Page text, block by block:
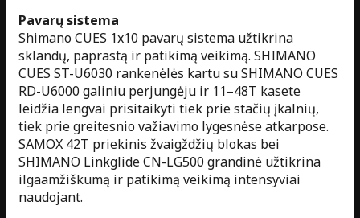
Pavarų sistema
Shimano CUES 1x10 pavarų sistema užtikrina
sklandų, paprastą ir patikimą veikimą. SHIMANO
CUES ST-U6030 rankenėlės kartu su SHIMANO CUES
RD-U6000 galiniu perjungėju ir 11–48T kasete
leidžia lengvai prisitaikyti tiek prie stačių įkalnių,
tiek prie greitesnio važiavimo lygesnėse atkarpose.
SAMOX 42T priekinis žvaigždžių blokas bei
SHIMANO Linkglide CN-LG500 grandinė užtikrina
ilgaamžiškumą ir patikimą veikimą intensyviai
naudojant.